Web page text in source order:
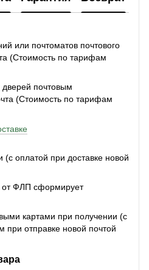
или почтоматов почтового
(Стоимость по тарифам
дверей почтовым
(Стоимость по тарифам
оплатой при доставке новой
от ФЛП сформирует
картами при получении (с
отправке новой почтой